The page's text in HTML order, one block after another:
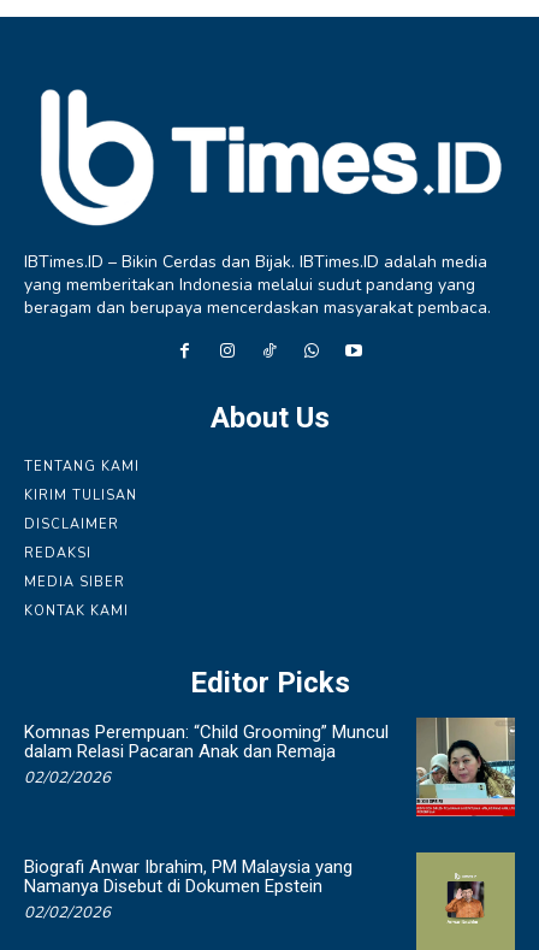
IBTimes.ID – Bikin Cerdas dan Bijak. IBTimes.ID adalah media
yang memberitakan Indonesia melalui sudut pandang yang
beragam dan berupaya mencerdaskan masyarakat pembaca.
About Us
TENTANG KAMI
KIRIM TULISAN
DISCLAIMER
REDAKSI
MEDIA SIBER
KONTAK KAMI
Editor Picks
Komnas Perempuan: “Child Grooming” Muncul
dalam Relasi Pacaran Anak dan Remaja
02/02/2026
Biografi Anwar Ibrahim, PM Malaysia yang
Namanya Disebut di Dokumen Epstein
02/02/2026